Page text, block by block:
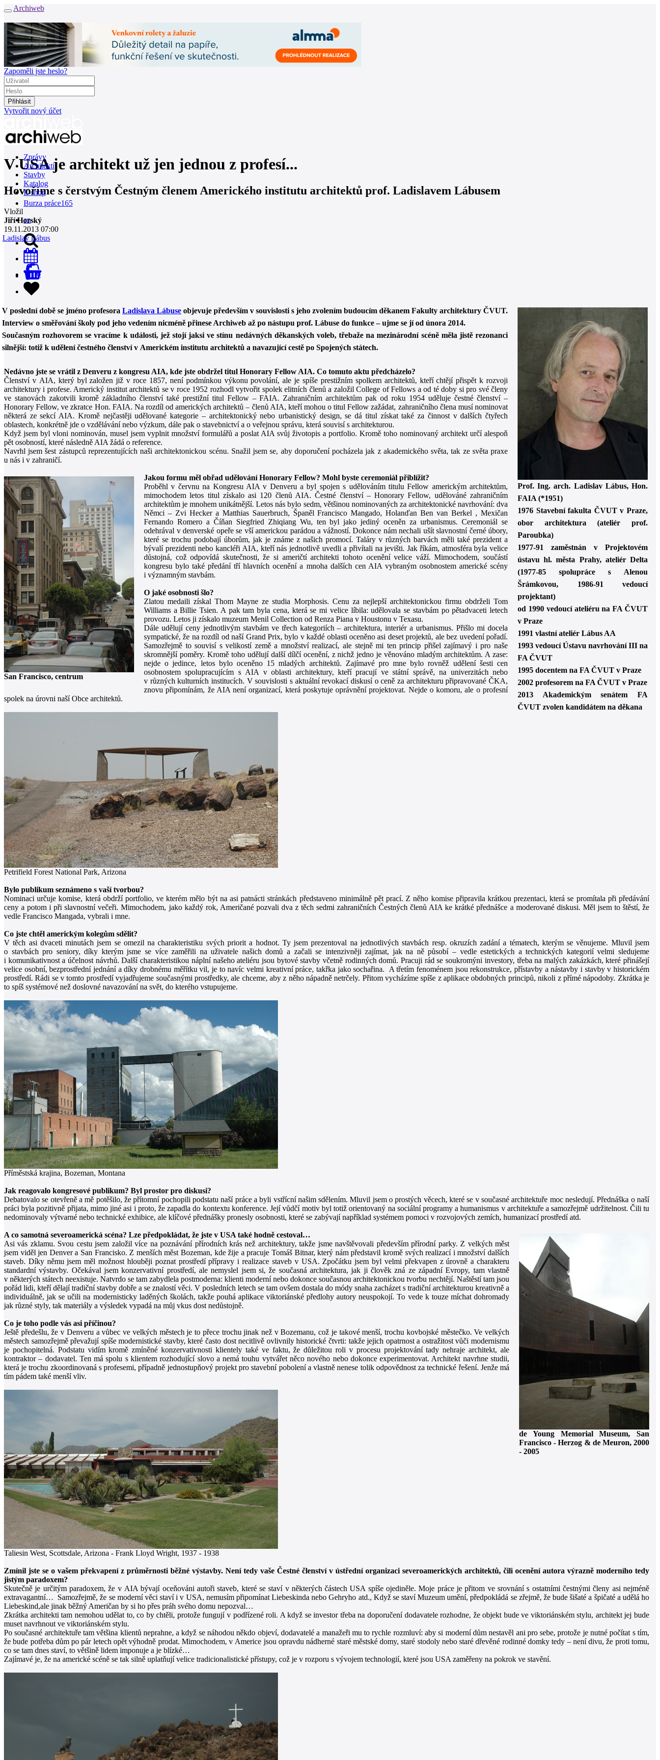
Archiweb
Zapoměli jste heslo?
Vytvořit nový účet
Zprávy
Architekti
Stavby
Katalog
E-shop
Burza práce165
en
0
V USA je architekt už jen jednou z profesí...
Hovoříme s čerstvým Čestným členem Amerického institutu architektů prof. Ladislavem Lábusem
Vložil
Jiří Horský
19.11.2013 07:00
Ladislav Lábus
Prof. Ing. arch. Ladislav Lábus, Hon.
FAIA (*1951)
1976 Stavební fakulta ČVUT v Praze,
obor architektura (ateliér prof.
Paroubka)
1977-91
zaměstnán v Projektovém
ústavu hl. města Prahy, ateliér Delta
(1977-85 spolupráce s Alenou
Šrámkovou, 1986-91 vedoucí
projektant)
od 1990vedoucí ateliéru na FA ČVUT
v Praze
1991 vlastní ateliér Lábus AA
1993 vedoucí Ústavu navrhování III na
FA ČVUT
1995 docentem na FA ČVUT v Praze
2002 profesorem na FA ČVUT v Praze
2013 Akademickým senátem FA
ČVUT zvolen kandidátem na děkana
V poslední době se jméno profesora Ladislava Lábuse objevuje především v souvislosti s jeho zvolením budoucím děkanem Fakulty architektury ČVUT.
Interview o směřování školy pod jeho vedením nicméně přinese Archiweb až po nástupu prof. Lábuse do funkce – ujme se jí od února 2014.
Současným rozhovorem se vracíme k události, jež stojí jaksi ve stínu nedávných děkanských voleb, třebaže na mezinárodní scéně měla jistě rezonanci
silnější: totiž k udělení čestného členství v Americkém institutu architektů a navazující cestě po Spojených státech.
Nedávno jste se vrátil z Denveru z kongresu AIA, kde jste obdržel titul Honorary Fellow AIA. Co tomuto aktu předcházelo?
Členství v AIA, který byl založen již v roce 1857, není podmínkou výkonu povolání, ale je spíše prestižním spolkem architektů, kteří chtějí přispět k rozvoji
architektury i profese. Americký institut architektů se v roce 1952 rozhodl vytvořit spolek elitních členů a založil College of Fellows a od té doby si pro své členy
ve stanovách zakotvili kromě základního členství také prestižní titul Fellow – FAIA. Zahraničním architektům pak od roku 1954 uděluje čestné členství –
Honorary Fellow, ve zkratce Hon. FAIA. Na rozdíl od amerických architektů – členů AIA, kteří mohou o titul Fellow zažádat, zahraničního člena musí nominovat
některá ze sekcí AIA. Kromě nejčastěji udělované kategorie – architektonický nebo urbanistický design, se dá titul získat také za činnost v dalších čtyřech
oblastech, konkrétně jde o vzdělávání nebo výzkum, dále pak o stavebnictví a o veřejnou správu, která souvisí s architekturou.
Když jsem byl vloni nominován, musel jsem vyplnit množství formulářů a poslat AIA svůj životopis a portfolio. Kromě toho nominovaný architekt určí alespoň
pět osobností, které následně AIA žádá o reference.
Navrhl jsem šest zástupců reprezentujících naši architektonickou scénu. Snažil jsem se, aby doporučení pocházela jak z akademického světa, tak ze světa praxe
u nás i v zahraničí.
San Francisco, centrum
Jakou formu měl obřad udělování Honorary Fellow? Mohl byste ceremoniál přiblížit?
Proběhl v červnu na Kongresu AIA v Denveru a byl spojen s udělováním titulu Fellow americkým architektům,
mimochodem letos titul získalo asi 120 členů AIA. Čestné členství – Honorary Fellow, udělováné zahraničním
architektům je mnohem unikátnější. Letos nás bylo sedm, většinou nominovaných za architektonické navrhování: dva
Němci – Zvi Hecker a Matthias Sauerbruch, Španěl Francisco Mangado, Holanďan Ben van Berkel , Mexičan
Fernando Romero a Číňan Siegfried Zhiqiang Wu, ten byl jako jediný oceněn za urbanismus. Ceremoniál se
odehrával v denverské opeře se vší americkou parádou a vážností. Dokonce nám nechali ušít slavnostní černé úbory,
které se trochu podobají úborům, jak je známe z našich promocí. Taláry v různých barvách měli také prezident a
bývalí prezidenti nebo kancléři AIA, kteří nás jednotlivě uvedli a přivítali na jevišti. Jak říkám, atmosféra byla velice
důstojná, což odpovídá skutečnosti, že si američtí architekti tohoto ocenění velice váží. Mimochodem, součástí
kongresu bylo také předání tří hlavních ocenění a mnoha dalších cen AIA vybraným osobnostem americké scény
i významným stavbám.
O jaké osobnosti šlo?
Zlatou medaili získal Thom Mayne ze studia Morphosis. Cenu za nejlepší architektonickou firmu obdrželi Tom
Williams a Billie Tsien. A pak tam byla cena, která se mi velice líbila: udělovala se stavbám po pětadvaceti letech
provozu. Letos ji získalo muzeum Menil Collection od Renza Piana v Houstonu v Texasu.
Dále udělují ceny jednotlivým stavbám ve třech kategoriích – architektura, interiér a urbanismus. Přišlo mi docela
sympatické, že na rozdíl od naší Grand Prix, bylo v každé oblasti oceněno asi deset projektů, ale bez uvedení pořadí.
Samozřejmě to souvisí s velikostí země a množství realizací, ale stejně mi ten princip přišel zajímavý i pro naše
skromnější poměry. Kromě toho udělují další dílčí ocenění, z nichž jedno je věnováno mladým architektům. A zase:
nejde o jedince, letos bylo oceněno 15 mladých architektů. Zajímavé pro mne bylo rovněž udělení šesti cen
osobnostem spolupracujícím s AIA v oblasti architektury, kteří pracují ve státní správě, na univerzitách nebo
v různých kulturních institucích. V souvislosti s aktuální revokací diskusí o ceně za architekturu připravované ČKA,
znovu připomínám, že AIA není organizací, která poskytuje oprávnění projektovat. Nejde o komoru, ale o profesní
spolek na úrovni naší Obce architektů.
Petrifield Forest National Park, Arizona
Bylo publikum seznámeno s vaší tvorbou?
Nominaci určuje komise, která obdrží portfolio, ve kterém mělo být na asi patnácti stránkách představeno minimálně pět prací. Z něho komise připravila krátkou prezentaci, která se promítala při předávání
ceny a potom i při slavnostní večeři. Mimochodem, jako každý rok, Američané pozvali dva z těch sedmi zahraničních Čestných členů AIA ke krátké přednášce a moderované diskusi. Měl jsem to štěstí, že
vedle Francisco Mangada, vybrali i mne.
Co jste chtěl americkým kolegům sdělit?
V těch asi dvaceti minutách jsem se omezil na charakteristiku svých priorit a hodnot. Ty jsem prezentoval na jednotlivých stavbách resp. okruzích zadání a tématech, kterým se věnujeme. Mluvil jsem
o stavbách pro seniory, díky kterým jsme se více zaměřili na uživatele našich domů a začali se intenzivněji zajímat, jak na ně působí – vedle estetických a technických kategorií velmi sledujeme
i komunikativnost a účelnost návrhů. Další charakteristikou náplní našeho ateliéru jsou bytové stavby včetně rodinných domů. Pracuji rád se soukromýni investory, třeba na malých zakázkách, které přinášejí
velice osobní, bezprostřední jednání a díky drobnému měřítku vil, je to navíc velmi kreativní práce, takřka jako sochařina. A třetím fenoménem jsou rekonstrukce, přístavby a nástavby i stavby v historickém
prostředí. Rádi se v tomto prostředí vyjadřujeme současnými prostředky, ale chceme, aby z něho nápadně netrčely. Přitom vycházíme spíše z aplikace obdobných principů, nikoli z přímé nápodoby. Zkrátka je
to spíš systémové než doslovné navazování na svět, do kterého vstupujeme.
Příměstská krajina, Bozeman, Montana
Jak reagovalo kongresové publikum? Byl prostor pro diskusi?
Debatovalo se otevřeně a mě potěšilo, že přítomní pochopili podstatu naší práce a byli vstřícní našim sdělením. Mluvil jsem o prostých věcech, které se v současné architektuře moc nesledují. Přednáška o naší
práci byla pozitivně přijata, mimo jiné asi i proto, že zapadla do kontextu konference. Její vůdčí motiv byl totiž orientovaný na sociální programy a humanismus v architektuře a samozřejmě udržitelnost. Čili tu
nedominovaly výtvarné nebo technické exhibice, ale klíčové přednášky pronesly osobnosti, které se zabývají například systémem pomoci v rozvojových zemích, humanizací prostředí atd.
de Young Memorial Museum, San
Francisco - Herzog & de Meuron, 2000
- 2005
A co samotná severoamerická scéna? Lze předpokládat, že jste v USA také hodně cestoval…
Asi vás zklamu. Svou cestu jsem založil více na poznávání přírodních krás než architektury, takže jsme navštěvovali především přírodní parky. Z velkých měst
jsem viděl jen Denver a San Francisko. Z menších měst Bozeman, kde žije a pracuje Tomáš Bitnar, který nám představil kromě svých realizací i množství dalších
staveb. Díky němu jsem měl možnost hlouběji poznat prostředí přípravy i realizace staveb v USA. Zpočátku jsem byl velmi překvapen z úrovně a charakteru
standardní výstavby. Očekával jsem konzervativní prostředí, ale nemyslel jsem si, že současná architektura, jak ji člověk zná ze západní Evropy, tam vlastně
v některých státech neexistuje. Natvrdo se tam zabydlela postmoderna: klienti moderní nebo dokonce současnou architektonickou tvorbu nechtějí. Naštěstí tam jsou
pořád lidi, kteří dělají tradiční stavby dobře a se znalostí věci. V posledních letech se tam ovšem dostala do módy snaha zacházet s tradiční architekturou kreativně a
individuálně, jak se učili na modernisticky laděných školách, takže pouhá aplikace viktoriánské předlohy autory neuspokojí. To vede k touze míchat dohromady
jak různé styly, tak materiály a výsledek vypadá na můj vkus dost nedůstojně.
Co je toho podle vás asi příčinou?
Ještě předešlu, že v Denveru a vůbec ve velkých městech je to přece trochu jinak než v Bozemanu, což je takové menší, trochu kovbojské městečko. Ve velkých
městech samozřejmě převažují spíše modernistické stavby, které často dost necitlivě ovlivnily historické čtvrti: takže jejich opatrnost a ostražitost vůči modernismu
je pochopitelná. Podstatu vidím kromě zmíněné konzervativnosti klientely také ve faktu, že důležitou roli v procesu projektování tady nehraje architekt, ale
kontraktor – dodavatel. Ten má spolu s klientem rozhodující slovo a nemá touhu vytvářet něco nového nebo dokonce experimentovat. Architekt navrhne studii,
která je trochu zkoordinovaná s profesemi, případně jednostupňový projekt pro stavební pobolení a vlastně nenese tolik odpovědnost za technické řešení. Jenže má
tím pádem také menší vliv.
Taliesin West, Scottsdale, Arizona - Frank Lloyd Wright, 1937 - 1938
Zmínil jste se o vašem překvapení z průměrnosti běžné výstavby. Není tedy vaše Čestné členství v ústřední organizaci severoamerických architektů, čili ocenění autora výrazně moderního tedy
jistým paradoxem?
Skutečně je určitým paradoxem, že v AIA bývají oceňováni autoři staveb, které se staví v některých částech USA spíše ojediněle. Moje práce je přitom ve srovnání s ostatními čestnými členy asi nejméně
extravagantní… Samozřejmě, že se moderní věci staví i v USA, nemusím připomínat Liebeskinda nebo Gehryho atd., Když se staví Muzeum umění, předpokládá se zřejmě, že bude šišaté a špičaté a udělá ho
Liebeskind,ale jinak běžný Američan by si ho přes práh svého domu nepozval…
Zkrátka architekti tam nemohou udělat to, co by chtěli, protože fungují v podřízené roli. A když se investor třeba na doporučení dodavatele rozhodne, že objekt bude ve viktoriánském stylu, architekt jej bude
muset navrhnout ve viktoriánském stylu.
Po současné architektuře tam většina klientů neprahne, a když se náhodou někdo objeví, dodavatelé a manažeři mu to rychle rozmluví: aby si moderní dům nestavěl ani pro sebe, protože je nutné počítat s tím,
že bude potřeba dům po pár letech opět výhodně prodat. Mimochodem, v Americe jsou opravdu nádherné staré městské domy, staré stodoly nebo staré dřevěné rodinné domky tedy – není divu, že proti tomu,
co se tam dnes staví, to většině lidem imponuje a je blízké…
Zajímavé je, že na americké scéně se tak silně uplatňují velice tradicionalistické přístupy, což je v rozporu s vývojem technologií, které jsou USA zaměřeny na pokrok ve stavění.